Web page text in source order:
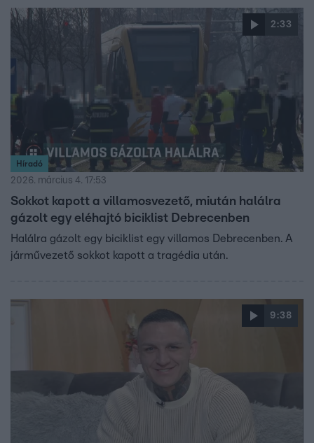
2:33
Híradó
2026. március 4. 17:53
Sokkot kapott a villamosvezető, miután halálra
gázolt egy eléhajtó biciklist Debrecenben
Halálra gázolt egy biciklist egy villamos Debrecenben. A
járművezető sokkot kapott a tragédia után.
9:38